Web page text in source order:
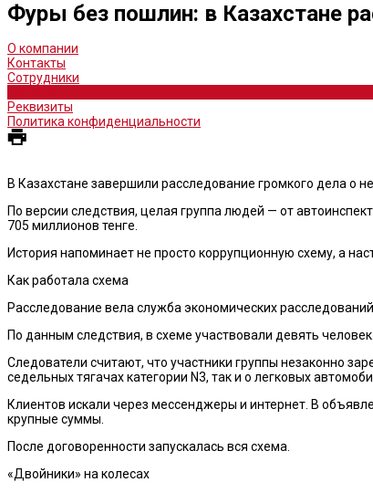
Фуры без пошлин: в Казахстане
О компании
Контакты
Сотрудники
Реквизиты
Политика конфиденциальности
В Казахстане завершили расследование громкого дела о
По версии следствия, целая группа людей — от
705 миллионов тенге.
История напоминает не просто коррупционную схему, а
Как работала схема
Расследование вела служба экономических
По данным следствия, в схеме участвовали девять
Следователи считают, что участники группы незаконно
седельных тягачах категории N3, так и о легковых
Клиентов искали через мессенджеры и интернет. В
крупные суммы.
После договоренности запускалась вся схема.
«Двойники» на колесах